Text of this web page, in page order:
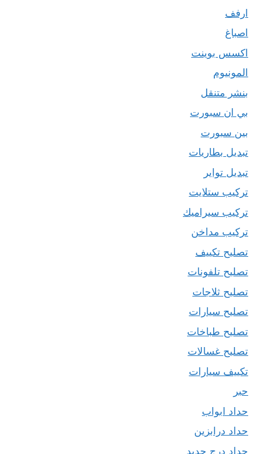
ارفف
اصباغ
اكسس بوينت
المونيوم
بنشر متنقل
بي ان سبورت
بين سبورت
تبديل بطاريات
تبديل تواير
تركيب ستلايت
تركيب سيراميك
تركيب مداخن
تصليح تكييف
تصليح تلفونات
تصليح ثلاجات
تصليح سيارات
تصليح طباخات
تصليح غسالات
تكييف سيارات
حبر
حداد ابواب
حداد درابزين
حداد درج حديد